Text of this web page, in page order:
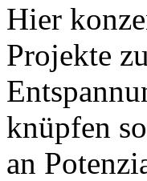
Hier
Projekte
knüpfen
an